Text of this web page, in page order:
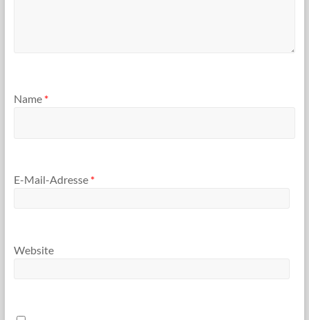
Name *
E-Mail-Adresse *
Website